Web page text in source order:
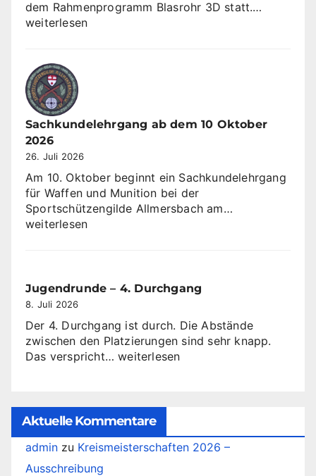
dem Rahmenprogramm Blasrohr 3D statt.…
weiterlesen
Sachkundelehrgang ab dem 10 Oktober
2026
26. Juli 2026
Am 10. Oktober beginnt ein Sachkundelehrgang
für Waffen und Munition bei der
Sportschützengilde Allmersbach am…
weiterlesen
Jugendrunde – 4. Durchgang
8. Juli 2026
Der 4. Durchgang ist durch. Die Abstände
zwischen den Platzierungen sind sehr knapp.
Das verspricht…Jugendrunde
weiterlesen
Aktuelle Kommentare
admin zu Kreismeisterschaften 2026 –
Ausschreibung